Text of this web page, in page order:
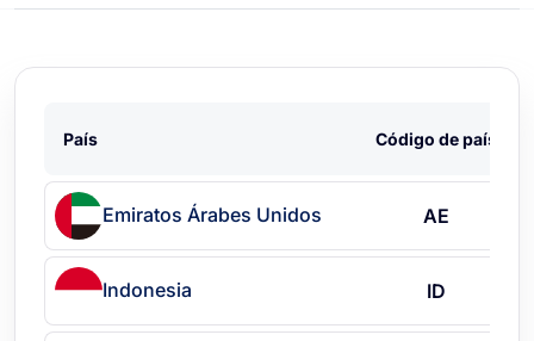
País Código de país
Emiratos Árabes Unidos AE
Indonesia ID